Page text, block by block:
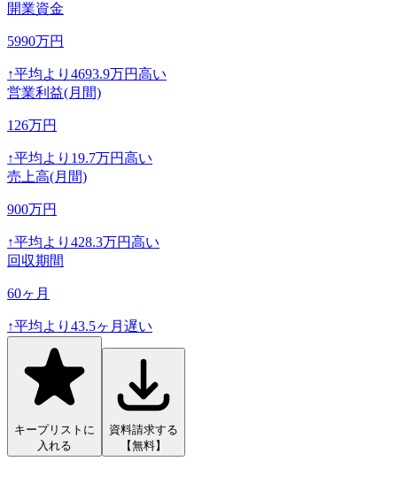
開業資金
5990万円
↑平均より 4693.9万円高い
営業利益(月間)
126万円
↑平均より 19.7万円高い
売上高(月間)
900万円
↑平均より 428.3万円高い
回収期間
60ヶ月
↑平均より 43.5ヶ月遅い
キープリストに
入れる
資料請求する
【無料】